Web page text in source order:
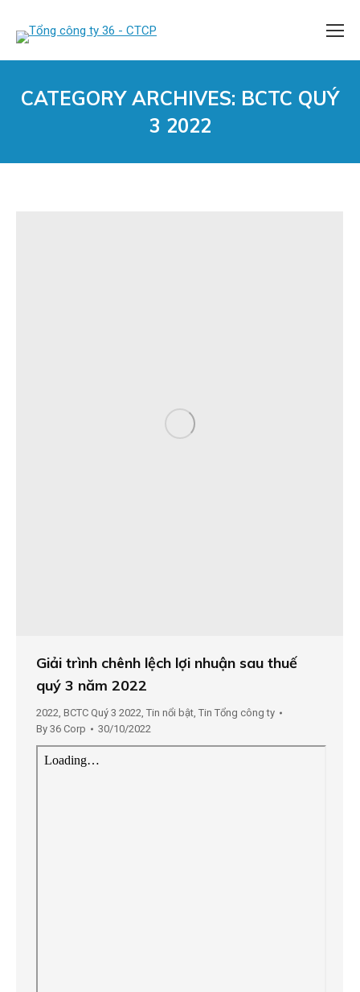
CATEGORY ARCHIVES: BCTC QUÝ
3 2022
Giải trình chênh lệch lợi nhuận sau thuế
quý 3 năm 2022
2022 BCTC Quý 3 2022 Tin nổi bật Tin Tổng công ty
By 36 Corp 30/10/2022